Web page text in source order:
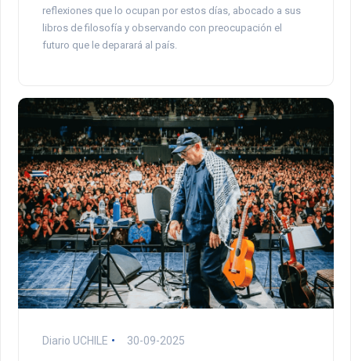
reflexiones que lo ocupan por estos días, abocado a sus
libros de filosofía y observando con preocupación el
futuro que le deparará al país.
Diario UCHILE 30-09-2025